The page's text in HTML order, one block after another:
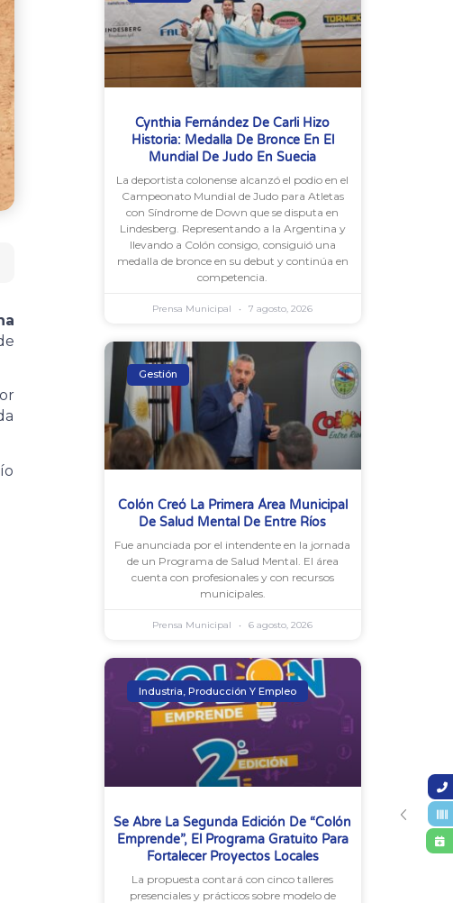
Cynthia Fernández De Carli Hizo
Historia: Medalla De Bronce En El
Mundial De Judo En Suecia
La deportista colonense alcanzó el podio en el
Campeonato Mundial de Judo para Atletas
con Síndrome de Down que se disputa en
Lindesberg. Representando a la Argentina y
llevando a Colón consigo, consiguió una
medalla de bronce en su debut y continúa en
competencia.
Prensa Municipal 7 agosto, 2026
Gestión
Colón Creó La Primera Área Municipal
De Salud Mental De Entre Ríos
Fue anunciada por el intendente en la jornada
de un Programa de Salud Mental. El área
cuenta con profesionales y con recursos
municipales.
Prensa Municipal 6 agosto, 2026
Industria, Producción Y Empleo
Se Abre La Segunda Edición De “Colón
Emprende”, El Programa Gratuito Para
Fortalecer Proyectos Locales
La propuesta contará con cinco talleres
presenciales y prácticos sobre modelo de